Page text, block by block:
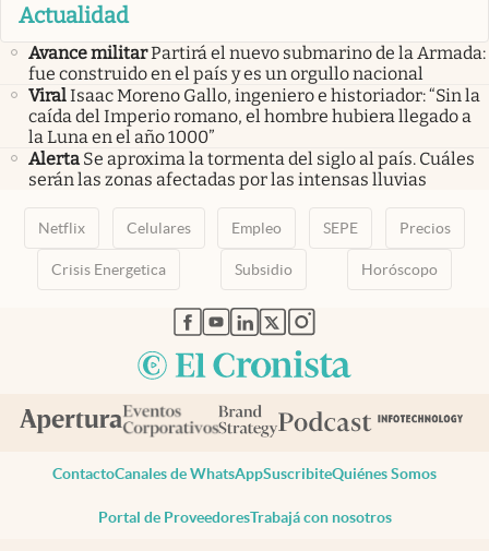
Actualidad
Avance militarPartirá el nuevo submarino de la Armada:
fue construido en el país y es un orgullo nacional
ViralIsaac Moreno Gallo, ingeniero e historiador: “Sin la
caída del Imperio romano, el hombre hubiera llegado a
la Luna en el año 1000”
Alerta Se aproxima la tormenta del siglo al país. Cuáles
serán las zonas afectadas por las intensas lluvias
Netflix Celulares Empleo SEPE Precios
Crisis Energetica Subsidio Horóscopo
abre en nueva pestaña
abre en nueva pestaña
abre en nueva pestaña
abre en nueva pestaña
abre en nueva pestaña
ContactoCanales de WhatsAppSuscribiteQuiénes Somos
Portal de ProveedoresTrabajá con nosotros